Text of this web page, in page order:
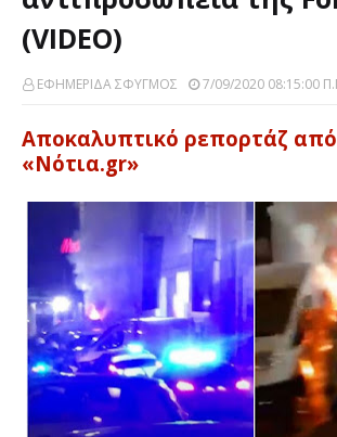
(VIDEO)
ΕΦΗΜΕΡΙΔΑ ΣΦΥΓΜΟΣ 7/09/2020 08:15:00
Αποκαλυπτικό ρεπορτάζ
«Νότια.gr»